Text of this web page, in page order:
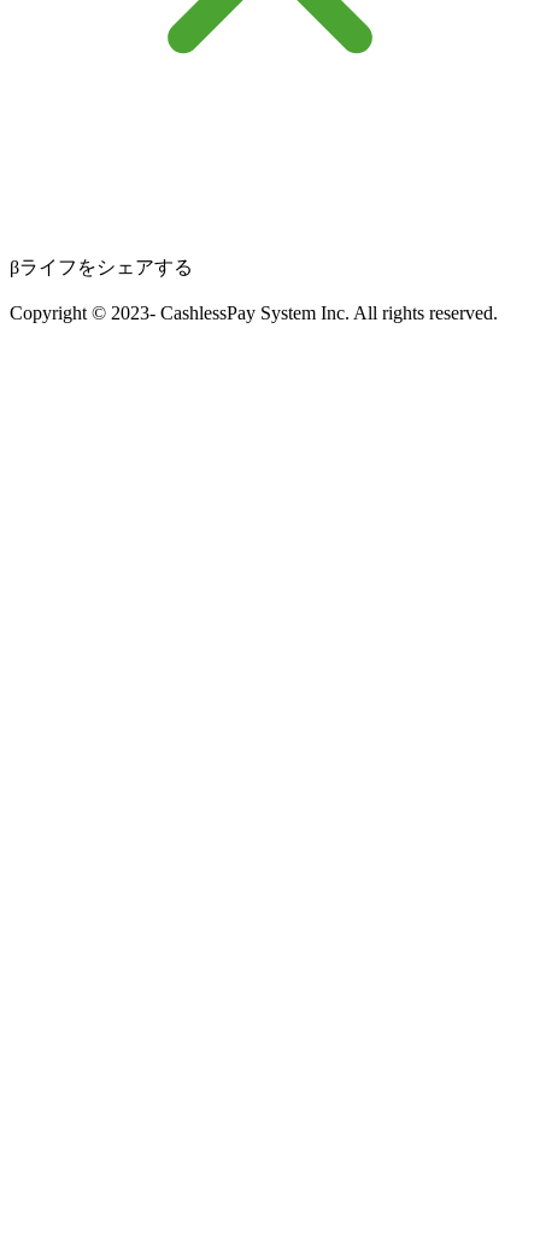
βライフをシェアする
Copyright © 2023- CashlessPay System Inc. All rights reserved.